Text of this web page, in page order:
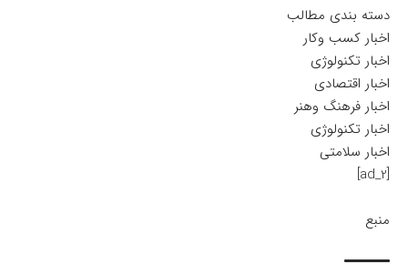
دسته بندی مطالب
اخبار کسب وکار
اخبار تکنولوژی
اخبار اقتصادی
اخبار فرهنگ وهنر
اخبار تکنولوژی
اخبار سلامتی
[ad_2]
منبع